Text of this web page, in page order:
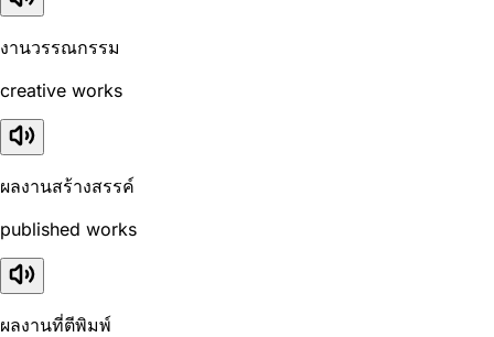
งานวรรณกรรม
creative works
ผลงานสร้างสรรค์
published works
ผลงานที่ตีพิมพ์